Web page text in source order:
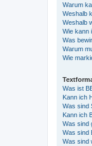
Warum
Weshalb
Weshalb
Wie kann
Was
Warum
Wie
Was ist
Kann ich
Was sind
Kann ich
Was sind
Was sind
Was sind